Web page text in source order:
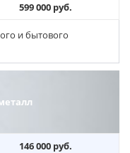
599 000 руб.
и бытового
146 000 руб.